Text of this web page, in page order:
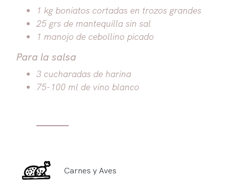
1 kg boniatos cortadas en trozos grandes
25 grs de mantequilla sin sal
1 manojo de cebollino picado
Para la salsa
3 cucharadas de harina
75-100 ml de vino blanco
Carnes y Aves